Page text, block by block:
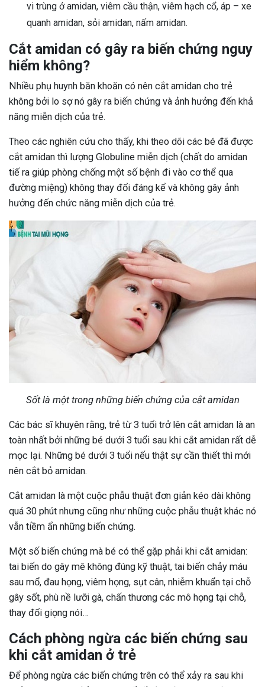
vi trùng ở amidan, viêm cầu thận, viêm hạch cổ, áp – xe
quanh amidan, sỏi amidan, nấm amidan.
Cắt amidan có gây ra biến chứng nguy
hiểm không?
Nhiều phụ huynh băn khoăn có nên cắt amidan cho trẻ
không bởi lo sợ nó gây ra biến chứng và ảnh hưởng đến khả
năng miễn dịch của trẻ.
Theo các nghiên cứu cho thấy, khi theo dõi các bé đã được
cắt amidan thì lượng Globuline miễn dịch (chất do amidan
tiế ra giúp phòng chống một số bệnh đi vào cơ thể qua
đường miệng) không thay đổi đáng kể và không gây ảnh
hưởng đến chức năng miễn dịch của trẻ.
Sốt là một trong những biến chứng của cắt amidan
Các bác sĩ khuyên rằng, trẻ từ 3 tuổi trở lên cắt amidan là an
toàn nhất bởi những bé dưới 3 tuổi sau khi cắt amidan rất dễ
mọc lại. Những bé dưới 3 tuổi nếu thật sự cần thiết thì mới
nên cắt bỏ amidan.
Cắt amidan là một cuộc phẫu thuật đơn giản kéo dài không
quá 30 phút nhưng cũng như những cuộc phẫu thuật khác nó
vẫn tiềm ẩn những biến chứng.
Một số biến chứng mà bé có thể gặp phải khi cắt amidan:
tai biến do gây mê không đúng kỹ thuật, tai biến chảy máu
sau mổ, đau họng, viêm họng, sụt cân, nhiễm khuẩn tại chỗ
gây sốt, phù nề lưỡi gà, chấn thương các mô họng tại chỗ,
thay đổi giọng nói…
Cách phòng ngừa các biến chứng sau
khi cắt amidan ở trẻ
Để phòng ngừa các biến chứng trên có thể xảy ra sau khi